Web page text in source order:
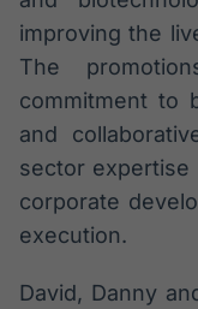
Soluções de
e Conteúdos
improving the
The
commitment to
and
sector expertise
corporate
execution.
David, Danny